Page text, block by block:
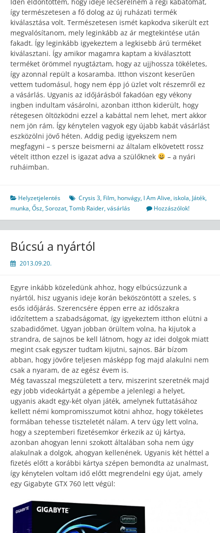
így természetesen a fő dolog az új ruházati termék
kiválasztása volt. Természetesen ismét kapkodva sikerült ezt
megvalósítanom, mely leginkább az ár megtekintése után
fakadt. Így leginkább igyekeztem a legkisebb árú terméket
kiválasztani. Így amikor magamra kaptam a kiválasztott
terméket örömmel nyugtáztam, hogy az ujjhossza tökéletes,
így azonnal repült a kosaramba. Itthon viszont keserűen
vettem tudomásul, hogy nem épp jó üzlet volt részemről ez
a vásárlás. Ugyanis az időjárásból fakadóan egy vékony
ingben indultam vásárolni, azonban itthon kiderült, hogy
rétegesen öltözködni ezzel a kabáttal nem lehet, mert akkor
nem jön rám. Így kénytelen vagyok egy újabb kabát vásárlást
eszközölni jövő héten. Addig pedig igyekszem nem
megfagyni – s persze beismerni az általam elkövetett rossz
vételt itthon ezzel is igazat adva a szülőknek
– a nyári
ruháimban.
Helyzetjelentés Crysis 3, Film, honvágy, I Am Alive, iskola, Játék,
munka,Ősz,Sorozat,Tomb Raider,vásárlás Hozzászólok!
Búcsú a nyártól
2013.09.20.
Egyre inkább közeledünk ahhoz, hogy elbúcsúzzunk a
nyártól, hisz ugyanis ideje korán beköszöntött a szeles, s
esős időjárás. Szerencsére éppen erre az időszakra
időzítettem a szabadságomat, így igyekeztem itthon elütni a
szabadidőmet. Ugyan jobban örültem volna, ha kijutok a
strandra, de sajnos be kell látnom, hogy az idei dolgok miatt
megint csak egyszer tudtam kijutni, sajnos. Bár bízom
abban, hogy jövőre teljesen másképp fog majd alakulni nem
csak a nyaram, de az egész évem is.
Még tavasszal megszületett a terv, miszerint szeretnék majd
egy jobb videokártyát a gépembe a jelenlegi a helyet,
ugyanis akadt egy-két olyan játék, amelynek futtatásához
kellett némi kompromisszumot kötni ahhoz, hogy tökéletes
formában tehesse tiszteletét nálam. A terv úgy lett volna,
hogy a szeptemberi fizetésemkor érkezik az új kártya,
azonban ahogyan lenni szokott általában soha nem úgy
alakulnak a dolgok, ahogyan kellenének. Ugyanis két héttel a
fizetés előtt a korábbi kártya szépen bemondta az unalmast,
így kénytelen voltam idő előtt megrendelni egy újat, amely
egy Gigabyte GTX 760 lett végül: